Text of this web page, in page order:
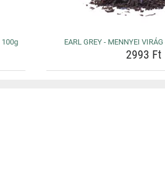
100g EARL GREY - MENNYEI
2993 Ft